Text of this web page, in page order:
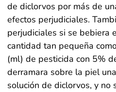
de diclorvos por más de
efectos perjudiciales.
perjudiciales si se bebiera
cantidad tan pequeña
(ml) de pesticida con 5%
derramara sobre la piel
solución de diclorvos, y no